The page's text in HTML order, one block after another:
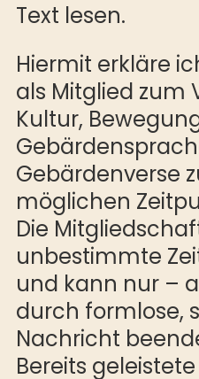
Text lesen.
Hiermit erkläre
als Mitglied zum
Kultur,
Gebärdenverse
möglichen
Die
unbestimmte
und kann nur –
durch formlose,
Nachricht
Bereits